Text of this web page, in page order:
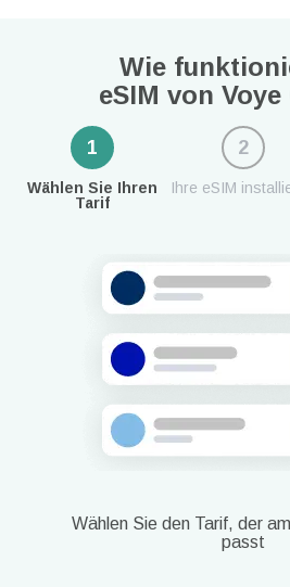
Wie
eSIM von
1
Wählen Sie Ihren
Tarif
2
Ihre eSIM
Wählen Sie den Tarif, der
passt